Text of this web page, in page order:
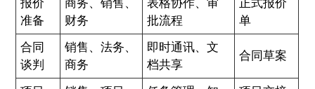
准备
财务
批流程
单
合同
谈判
销售、法务、
商务
即时通讯、文
档共享
合同草案